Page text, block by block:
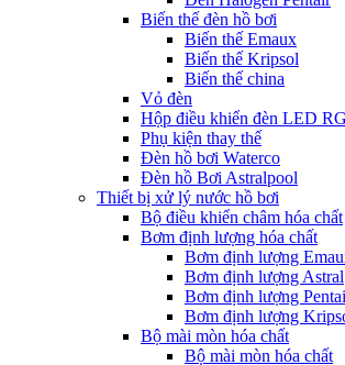
Biến thế đèn hồ bơi
Biến thế Emaux
Biến thế Kripsol
Biến thế china
Vỏ đèn
Hộp điều khiển đèn LED
Phụ kiện thay thế
Đèn hồ bơi Waterco
Đèn hồ Bơi Astralpool
Thiết bị xử lý nước hồ bơi
Bộ điều khiển châm hóa chất
Bơm định lượng hóa chất
Bơm định lượng
Bơm định lượng Astral
Bơm định lượng
Bơm định lượng
Bộ mài mòn hóa chất
Bộ mài mòn hóa chất